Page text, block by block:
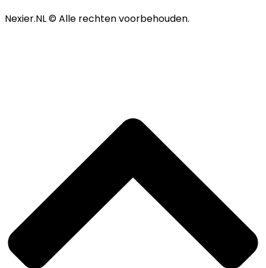
Nexier.NL © Alle rechten voorbehouden.